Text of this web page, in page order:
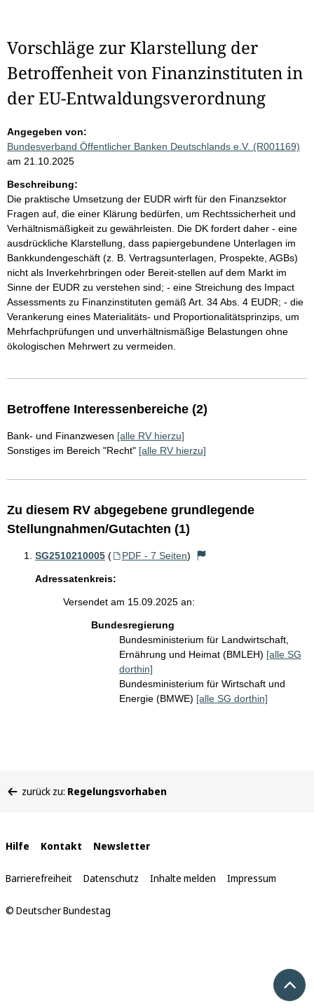
Vorschläge zur Klarstellung der
Betroffenheit von Finanzinstituten in
der EU-Entwaldungsverordnung
Angegeben von:
Bundesverband Öffentlicher Banken Deutschlands e.V. (R001169)
am 21.10.2025
Beschreibung:
Die praktische Umsetzung der EUDR wirft für den Finanzsektor
Fragen auf, die einer Klärung bedürfen, um Rechtssicherheit und
Verhältnismäßigkeit zu gewährleisten. Die DK fordert daher - eine
ausdrückliche Klarstellung, dass papiergebundene Unterlagen im
Bankkundengeschäft (z. B. Vertragsunterlagen, Prospekte, AGBs)
nicht als Inverkehrbringen oder Bereit-stellen auf dem Markt im
Sinne der EUDR zu verstehen sind; - eine Streichung des Impact
Assessments zu Finanzinstituten gemäß Art. 34 Abs. 4 EUDR; - die
Verankerung eines Materialitäts- und Proportionalitätsprinzips, um
Mehrfachprüfungen und unverhältnismäßige Belastungen ohne
ökologischen Mehrwert zu vermeiden.
Betroffene Interessenbereiche (2)
Bank- und Finanzwesen [alle RV hierzu]
Sonstiges im Bereich "Recht" [alle RV hierzu]
Zu diesem RV abgegebene grundlegende
Stellungnahmen/Gutachten (1)
SG2510210005 ( PDF - 7 Seiten)
Adressatenkreis:
Versendet am 15.09.2025 an:
Bundesregierung
Bundesministerium für Landwirtschaft,
Ernährung und Heimat (BMLEH) [alle SG
dorthin]
Bundesministerium für Wirtschaft und
Energie (BMWE) [alle SG dorthin]
befinden
zurück zu: Regelungsvorhaben
Interne
Links
Hilfe Kontakt Newsletter
Barrierefreiheit Datenschutz Inhalte melden Impressum
© Deutscher Bundestag